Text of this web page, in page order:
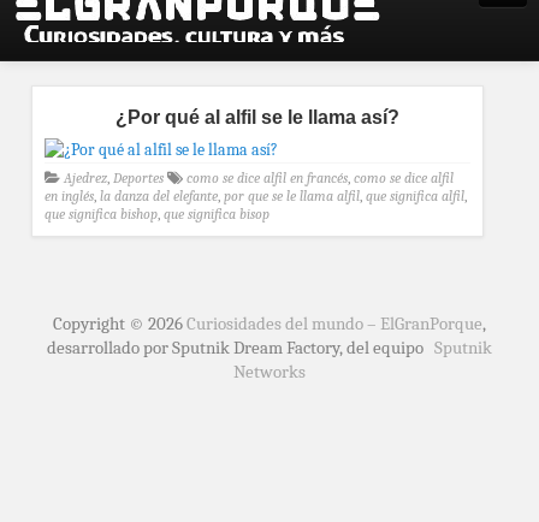
¿Por qué al alfil se le llama así?
Ajedrez, Deportes como se dice alfil en francés, como se dice alfil
en inglés, la danza del elefante, por que se le llama alfil, que significa alfil,
que significa bishop, que significa bisop
Copyright © 2026Curiosidades del mundo – ElGranPorque,
desarrollado por Sputnik Dream Factory, del equipo Sputnik
Networks